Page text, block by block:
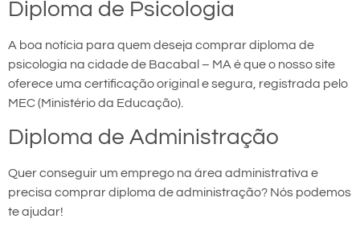
Diploma de Psicologia
A boa notícia para quem deseja comprar diploma de
psicologia na cidade de Bacabal – MA é que o nosso site
oferece uma certificação original e segura, registrada pelo
MEC (Ministério da Educação).
Diploma de Administração
Quer conseguir um emprego na área administrativa e
precisa comprar diploma de administração? Nós podemos
te ajudar!